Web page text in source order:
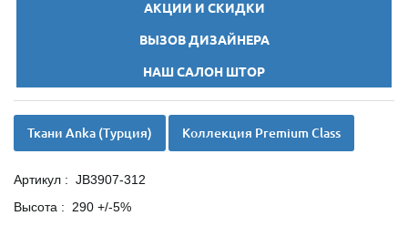
АКЦИИ И СКИДКИ
ВЫЗОВ ДИЗАЙНЕРА
НАШ САЛОН ШТОР
Ткани Anka (Турция) Коллекция Premium Class
Артикул : JB3907-312
Высота : 290 +/-5%